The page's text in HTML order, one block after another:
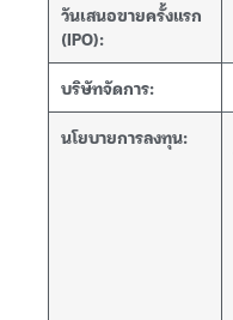
วันเสนอขายครั้งแรก
(IPO):
บริษัทจัดการ:
นโยบายการลงทุน: